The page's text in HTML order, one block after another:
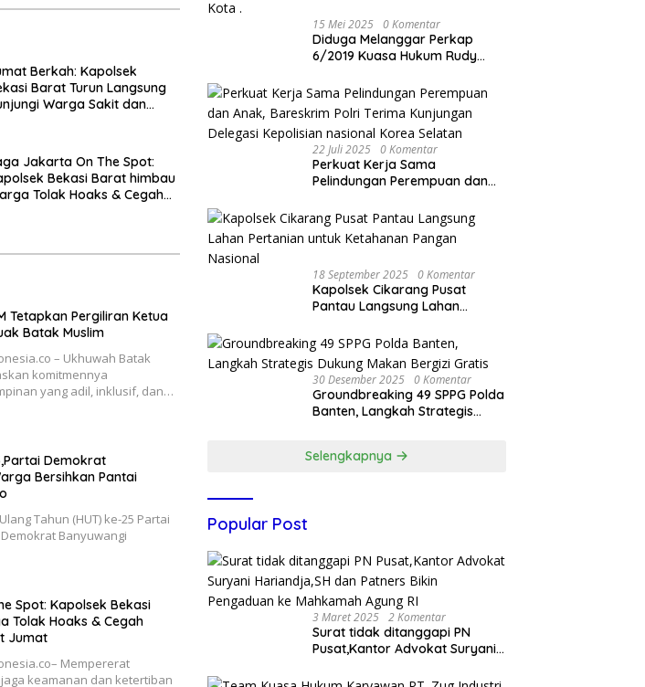
Berkah: Kapolsek
Barat Turun Langsung
Warga Sakit dan
Jakarta On The Spot:
Bekasi Barat himbau
Tolak Hoaks & Cegah
Tetapkan Pergiliran Ketua
Batak Muslim
– Ukhuwah Batak
komitmennya
yang adil, inklusif, dan…
Demokrat
Bersihkan Pantai
Tahun (HUT) ke-25 Partai
Banyuwangi
Spot: Kapolsek Bekasi
Tolak Hoaks & Cegah
Jumat
Mempererat
keamanan dan ketertiban
15 Mei 2025 0 Komentar
Diduga Melanggar Perkap
6/2019 Kuasa Hukum Rudy
Bandung Kota .
22 Juli 2025 0 Komentar
Perkuat Kerja Sama
Pelindungan Perempuan dan
Kunjungan Delegasi Kepolisian
nasional Korea Selatan
18 September 2025 0 Komentar
Kapolsek Cikarang Pusat
Pantau Langsung Lahan
Pangan Nasional
30 Desember 2025 0 Komentar
Groundbreaking 49 SPPG Polda
Banten, Langkah Strategis
Selengkapnya
Popular Post
3 Maret 2025 2 Komentar
Surat tidak ditanggapi PN
Pusat,Kantor Advokat Suryani
Pengaduan ke Mahkamah